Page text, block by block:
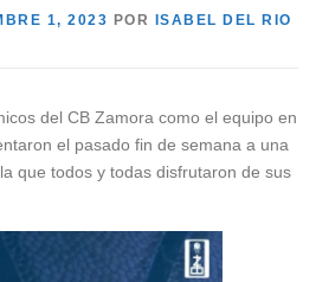
1, 2023 POR ISABEL DEL RIO
del CB Zamora como el equipo en
el pasado fin de semana a una
que todos y todas disfrutaron de sus